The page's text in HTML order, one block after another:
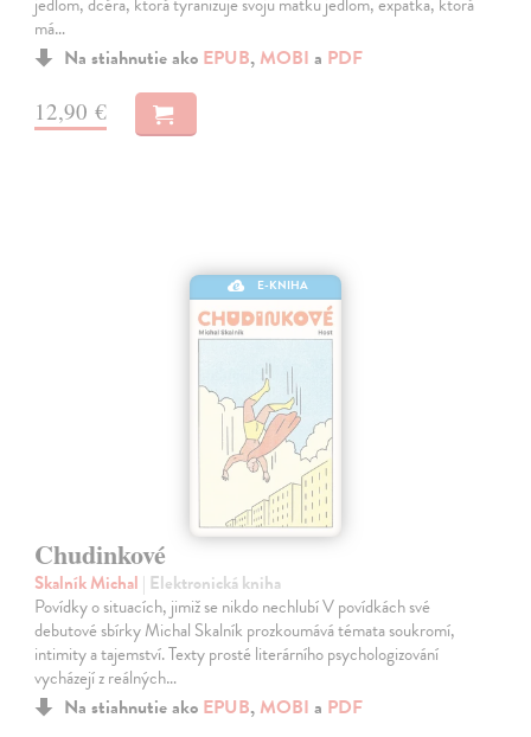
má…
Na stiahnutie ako EPUB, MOBI a PDF
12,90 €
E-KNIHA
Chudinkové
Skalník Michal | Elektronická kniha
Povídky o situacích, jimiž se nikdo nechlubí V povídkách své
debutové sbírky Michal Skalník prozkoumává témata soukromí,
intimity a tajemství. Texty prosté literárního psychologizování
vycházejí z reálných…
Na stiahnutie ako EPUB, MOBI a PDF